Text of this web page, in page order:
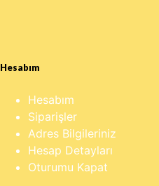
Hesabım
Hesabım
Siparişler
Adres Bilgileriniz
Hesap Detayları
Oturumu Kapat